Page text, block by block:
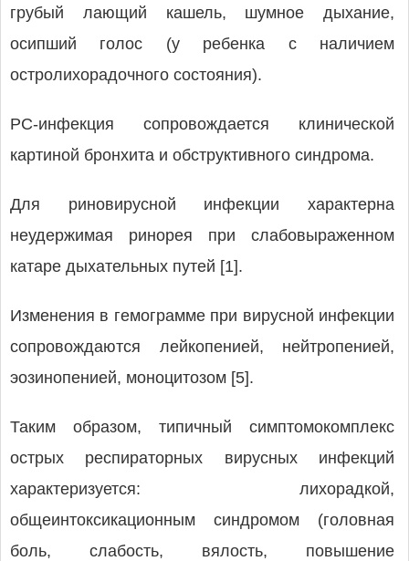
грубый лающий кашель, шумное дыхание,
осипший голос (у ребенка с наличием
остролихорадочного состояния).
РС-инфекция сопровождается клинической
картиной бронхита и обструктивного синдрома.
Для риновирусной инфекции характерна
неудержимая ринорея при слабовыраженном
катаре дыхательных путей [1].
Изменения в гемограмме при вирусной инфекции
сопровождаются лейкопенией, нейтропенией,
эозинопенией, моноцитозом [5].
Таким образом, типичный симптомокомплекс
острых респираторных вирусных инфекций
характеризуется: лихорадкой,
общеинтоксикационным синдромом (головная
боль, слабость, вялость, повышение